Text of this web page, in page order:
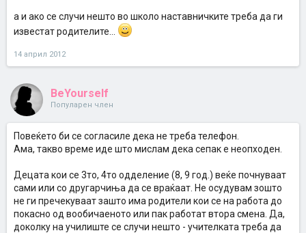
а и ако се случи нешто во школо наставничките треба да ги
известат родителите...
14 април 2012
BeYourself
Популарен член
Повеќето би се согласиле дека не треба телефон.
Ама, такво време иде што мислам дека сепак е неопходен.
Децата кои се 3то, 4то одделение (8, 9 год.) веќе почнуваат
сами или со другарчиња да се враќаат. Не осудувам зошто
не ги пречекуваат зашто има родители кои се на работа до
покасно од вообичаеното или пак работат втора смена. Да,
доколку на училиште се случи нешто - учителката треба да